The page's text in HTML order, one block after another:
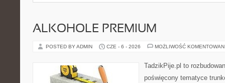
ALKOHOLE PREMIUM
POSTED BY ADMIN CZE - 6 - 2026 MOŻLIWOŚĆ
TadzikPije.pl to
poświęcony tematyce